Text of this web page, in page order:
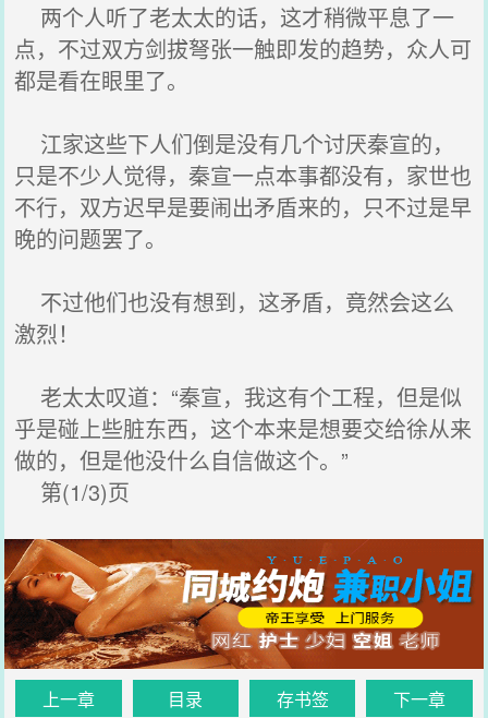
两个人听了老太太的话，这才稍微平息了一
点，不过双方剑拔弩张一触即发的趋势，众人可
都是看在眼里了。
江家这些下人们倒是没有几个讨厌秦宣的，
只是不少人觉得，秦宣一点本事都没有，家世也
不行，双方迟早是要闹出矛盾来的，只不过是早
晚的问题罢了。
不过他们也没有想到，这矛盾，竟然会这么
激烈！
老太太叹道：“秦宣，我这有个工程，但是似
乎是碰上些脏东西，这个本来是想要交给徐从来
做的，但是他没什么自信做这个。”
第(1/3)页
上一章 目录 存书签 下一章